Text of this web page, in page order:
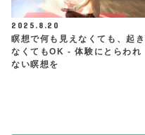
2025.8.20
瞑想で何も見えなくても、起き
なくてもOK - 体験にとらわれ
ない瞑想を